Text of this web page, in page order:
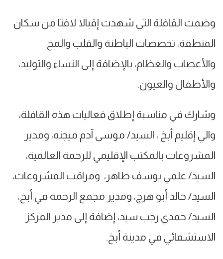
وضمت القافلة التي شهدت إقبالا لافتا من سكان
المنطقة، تخصصات الباطنة والقلب والمخ
والأعصاب والعظام، بالإضافة إلى النساء والتوليد،
والأطفال والعيون.
وشارك في مناسبة إطلاق فعاليات هذه القافلة،
والي إقليم أبخ ، السيد/ موسى آدم ميجنه، ومدير
المشروعات بالمكتب الإقليمي للرحمة العالمية،
السيد/ علمي يوسف طاهر، ومراقب المشروعات،
السيد/ خالد أبو هرج، ومدير مجمع الرحمة في أبخ،
السيد/ حمدي رجب سيد، إضافة إلى مدير المركز
الاستشفائي في مدينة أبخ.